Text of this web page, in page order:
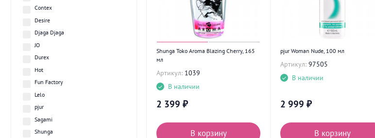
Contex
Desire
Djaga Djaga
JO
Durex
Hot
Fun Factory
Lelo
pjur
Sagami
Shunga
Shunga Toko Aroma Blazing Cherry, 165
мл
Артикул: 1039
В наличии
2 399 ₽
В корзину
pjur Woman Nude, 100 мл
Артикул: 97505
В наличии
2 999 ₽
В корзину